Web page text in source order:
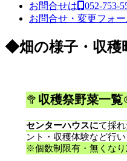
お問合せは 052-753-
お問合せ・変更フォー
◆畑の様子・収
🥦収穫祭野菜一覧
センターハウスにて採
ント・収穫体験など行い
※個数制限有・無くなり